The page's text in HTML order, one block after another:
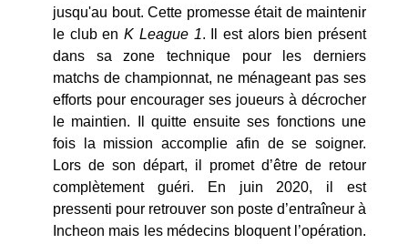
jusqu'au bout. Cette promesse était de maintenir
le club enK League 1. Il est alors bien présent
dans sa zone technique pour les derniers
matchs de championnat, ne ménageant pas ses
efforts pour encourager ses joueurs à décrocher
le maintien. Il quitte ensuite ses fonctions une
fois la mission accomplie afin de se soigner.
Lors de son départ, il promet d’être de retour
complètement guéri. En juin 2020, il est
pressenti pour retrouver son poste d’entraîneur à
Incheon mais les médecins bloquent l’opération.